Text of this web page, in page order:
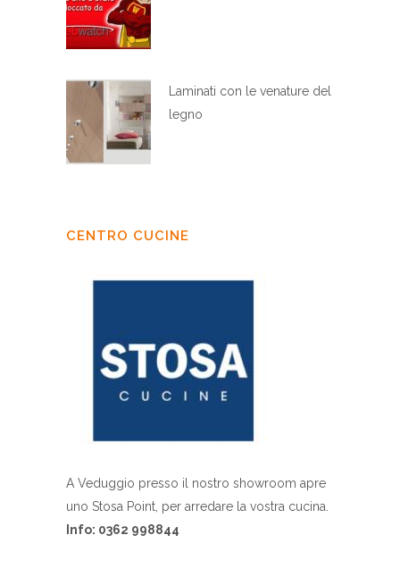
Laminati con le venature del
legno
CENTRO CUCINE
A Veduggio presso il nostro showroom apre
uno Stosa Point, per arredare la vostra cucina.
Info: 0362 998844